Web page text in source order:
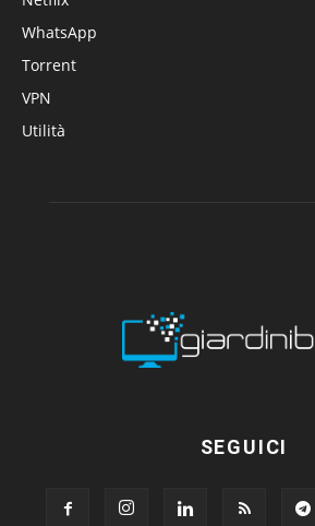
WhatsApp
Torrent
VPN
Utilità
SEGUICI